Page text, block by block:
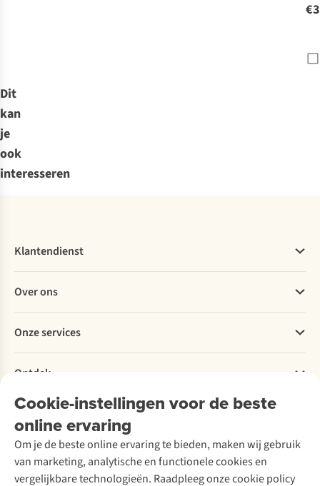
Dit
kan
je
ook
interesseren
Cookie-instellingen voor de beste
online ervaring
Om je de beste online ervaring te bieden, maken wij gebruik
van marketing, analytische en functionele cookies en
vergelijkbare technologieën. Raadpleeg onze cookie policy
Klantendienst
Bestellen
Betalen
Levering
Retourneren
Bestelling herroepen
Garantie
Contact
Over ons
Explore More
Verantwoord ondernemen
Over Ayacucho
Onze winkels
Over A.S.Adventure
Toegankelijkheidsverklaring
Onze services
Ski-onderhoud
Wasservice
Schoenonderhoud
Schoenherstelling
Kledingherstelling
Ontdek
A.S.Magazine
Podcast
Explore Academy
Explore Camp
Gear Check
Meld je aan voor de nieuwsbrief